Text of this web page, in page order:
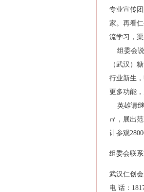
专业宣传
家。再看
流学习，
组委会说
（武汉）
行业新生
更多功能
英雄请继
㎡，展出
计参观
组委会联
武汉仁创
电 话：